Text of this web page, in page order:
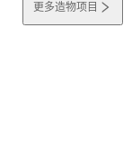
更多造物项目